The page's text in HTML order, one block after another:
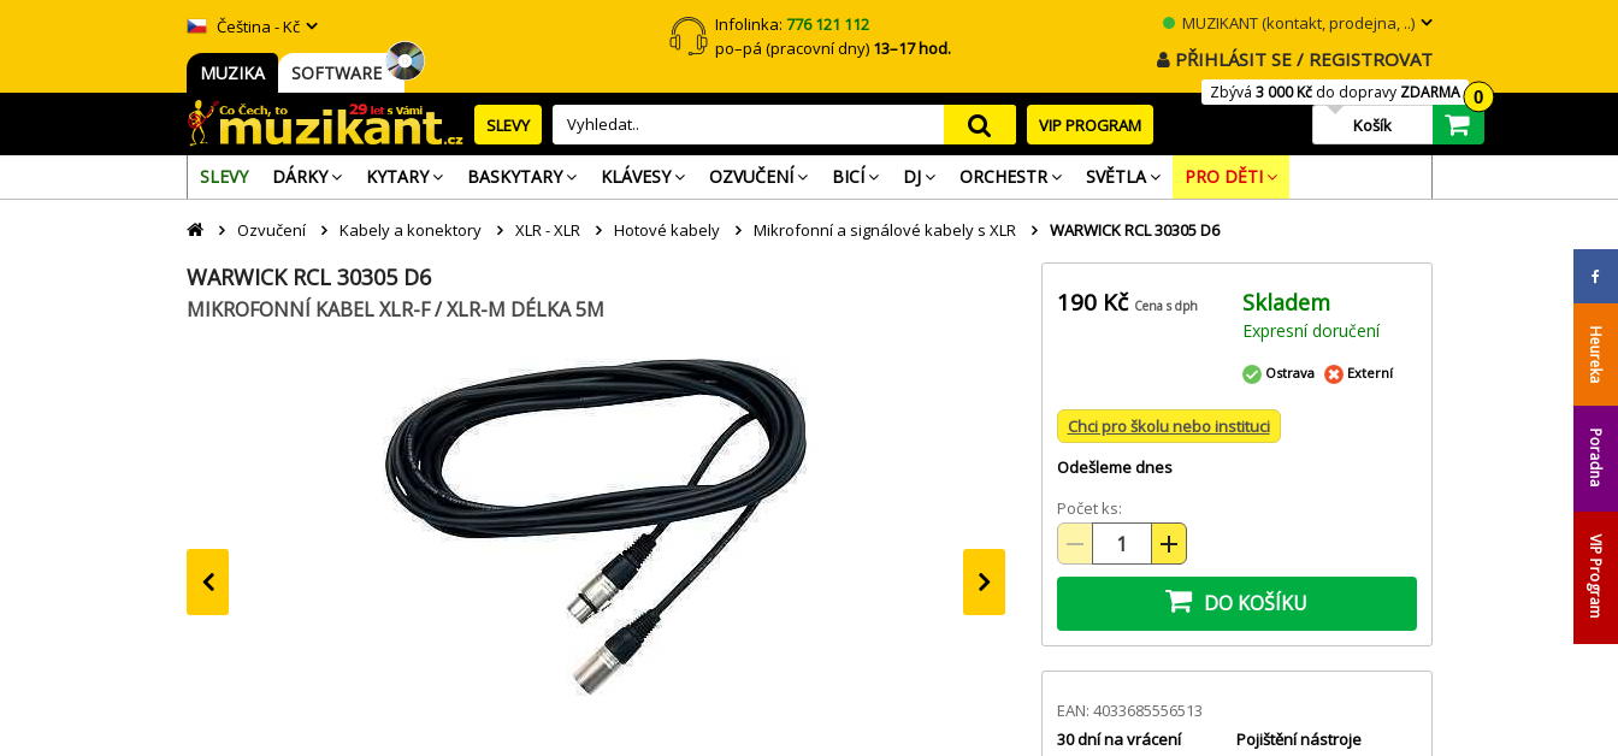
Infolinka:776 121 112
po–pá (pracovní dny) 13–17 hod.
Čeština - Kč MUZIKANT (kontakt, prodejna, ..)
MUZIKA SOFTWARE
PŘIHLÁSIT SE / REGISTROVAT
SLEVY VIP PROGRAM
Zbývá 3 000 Kčdo dopravy ZDARMA 0
Košík
SLEVY DÁRKY KYTARY BASKYTARY KLÁVESY OZVUČENÍ BICÍ DJ ORCHESTR SVĚTLA PRO DĚTI
Heureka
Poradna
VIP Program
Ozvučení Kabely a konektory XLR - XLR Hotové kabely Mikrofonní a signálové kabely s XLR WARWICK RCL 30305 D6
WARWICK RCL 30305 D6
MIKROFONNÍ KABEL XLR-F / XLR-M DÉLKA 5M 190 Kč Cena s dph Skladem
Expresní doručení
Ostrava Externí
Chci pro školu nebo instituci
Odešleme dnes
Počet ks:
DO KOŠÍKU
EAN: 4033685556513
30 dní na vrácení
Pojištění nástroje